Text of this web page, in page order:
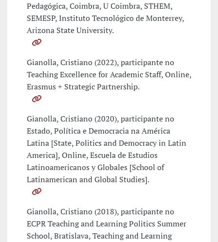
Pedagógica, Coimbra, U Coimbra, STHEM,
SEMESP, Instituto Tecnológico de Monterrey,
Arizona State University.
Gianolla, Cristiano (2022), participante no
Teaching Excellence for Academic Staff, Online,
Erasmus + Strategic Partnership.
Gianolla, Cristiano (2020), participante no
Estado, Política e Democracia na América
Latina [State, Politics and Democracy in Latin
America], Online, Escuela de Estudios
Latinoamericanos y Globales [School of
Latinamerican and Global Studies].
Gianolla, Cristiano (2018), participante no
ECPR Teaching and Learning Politics Summer
School, Bratislava, Teaching and Learning